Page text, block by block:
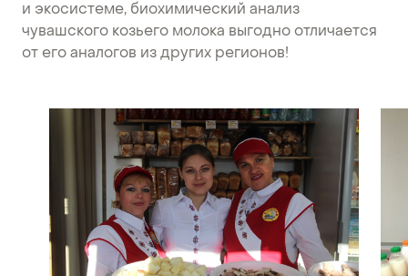
и экосистеме, биохимический анализ
чувашского козьего молока выгодно отличается
от его аналогов из других регионов!